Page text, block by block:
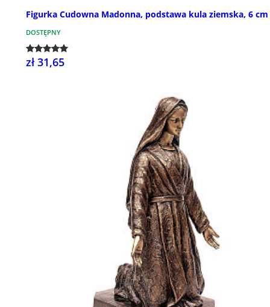
Figurka Cudowna Madonna, podstawa kula ziemska, 6 cm
DOSTĘPNY
zł 31,65